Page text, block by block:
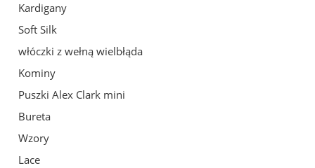
Kardigany
Soft Silk
włóczki z wełną wielbłąda
Kominy
Puszki Alex Clark mini
Bureta
Wzory
Lace